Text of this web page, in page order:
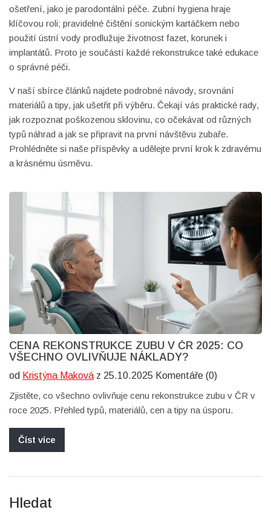
ošetření, jako je parodontální péče. Zubní hygiena hraje
klíčovou roli; pravidelné čištění sonickým kartáčkem nebo
použití ústní vody prodlužuje životnost fazet, korunek i
implantátů. Proto je součástí každé rekonstrukce také edukace
o správné péči.
V naší sbírce článků najdete podrobné návody, srovnání
materiálů a tipy, jak ušetřit při výběru. Čekají vás praktické rady,
jak rozpoznat poškozenou sklovinu, co očekávat od různých
typů náhrad a jak se připravit na první návštěvu zubaře.
Prohlédněte si naše příspěvky a udělejte první krok k zdravému
a krásnému úsměvu.
CENA REKONSTRUKCE ZUBU V ČR 2025: CO
VŠECHNO OVLIVŇUJE NÁKLADY?
od Kristýna Maková z 25.10.2025 Komentáře (0)
Zjistěte, co všechno ovlivňuje cenu rekonstrukce zubu v ČR v
roce 2025. Přehled typů, materiálů, cen a tipy na úsporu.
Číst více
Hledat